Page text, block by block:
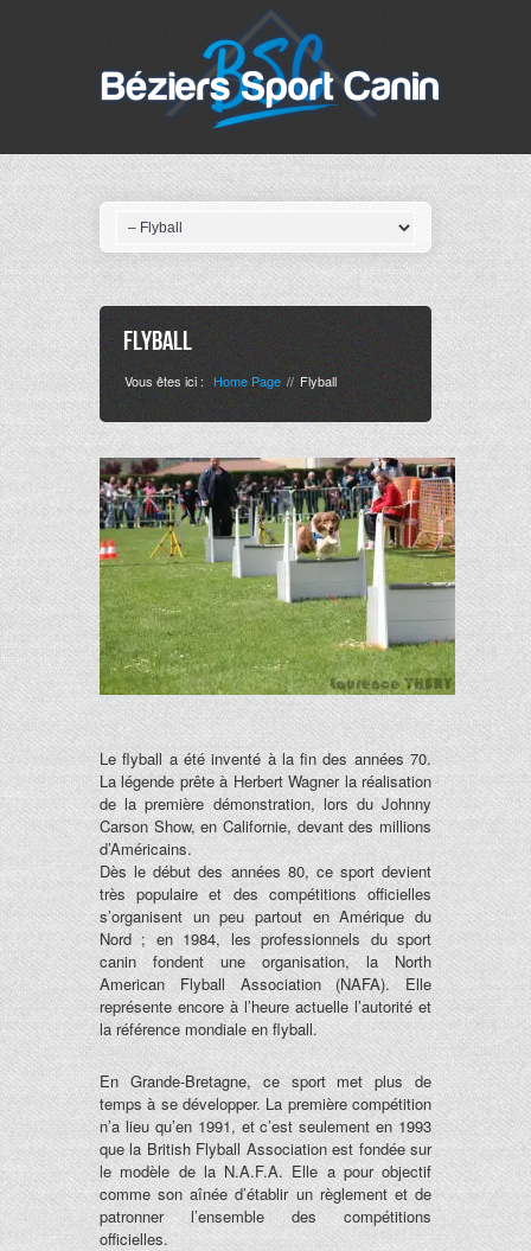
Flyball
Vous êtes ici : Home Page // Flyball
Le flyball a été inventé à la fin des années 70.
La légende prête à Herbert Wagner la réalisation
de la première démonstration, lors du Johnny
Carson Show, en Californie, devant des millions
d’Américains.
Dès le début des années 80, ce sport devient
très populaire et des compétitions officielles
s’organisent un peu partout en Amérique du
Nord ; en 1984, les professionnels du sport
canin fondent une organisation, la North
American Flyball Association (NAFA). Elle
représente encore à l’heure actuelle l’autorité et
la référence mondiale en flyball.
En Grande-Bretagne, ce sport met plus de
temps à se développer. La première compétition
n’a lieu qu’en 1991, et c’est seulement en 1993
que la British Flyball Association est fondée sur
le modèle de la N.A.F.A. Elle a pour objectif
comme son aînée d’établir un règlement et de
patronner l’ensemble des compétitions
officielles.